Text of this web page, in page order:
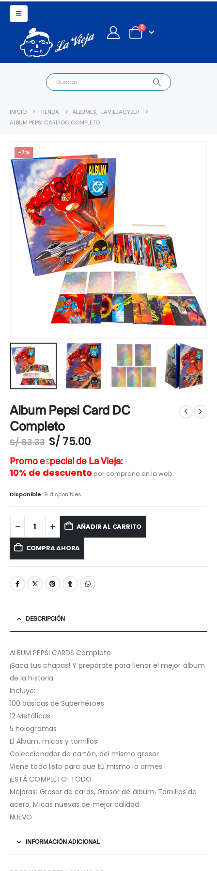
0
INICIO TIENDA ÁLBUMES, LAVIEJACYBER
ALBUM PEPSI CARD DC COMPLETO
-7%
Album Pepsi Card DC
Completo
S/83.33 S/ 75.00
Promo especial de La Vieja:
10% de descuento por comprarlo en la web.
Disponible: 9 disponibles
AÑADIR AL CARRITO
COMPRA AHORA
DESCRIPCIÓN
ALBUM PEPSI CARDS Completo
¡Saca tus chapas! Y prepárate para llenar el mejor álbum
de la historia
Incluye:
100 básicas de Superhéroes
12 Metálicas
5 hologramas
El Álbum, micas y tornillos.
Coleccionador de cartón, del mismo grosor
Viene todo listo para que tú mismo lo armes
¡ESTÁ COMPLETO! TODO
Mejoras: Grosor de cards, Grosor de álbum, Tornillos de
acero, Micas nuevas de mejor calidad.
NUEVO
INFORMACIÓN ADICIONAL